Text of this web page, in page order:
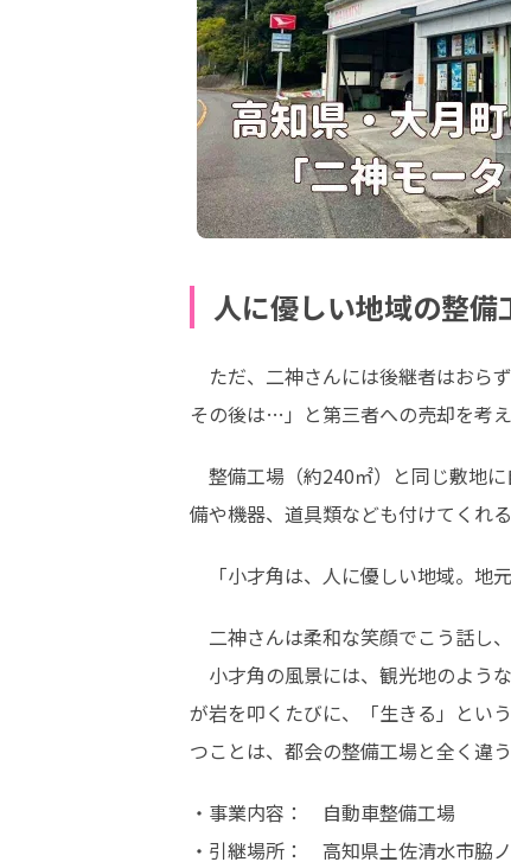
人に優しい地域の整備
ただ、二神さんには後継者はおら
その後は…」と第三者への売却を考
整備工場（約240㎡）と同じ敷地
備や機器、道具類なども付けてくれ
「小才角は、人に優しい地域。地
二神さんは柔和な笑顔でこう話し
小才角の風景には、観光地のよう
が岩を叩くたびに、「生きる」とい
つことは、都会の整備工場と全く違
・事業内容：　自動車整備工場
・引継場所：　高知県土佐清水市脇